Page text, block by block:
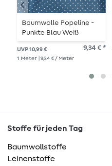
Baumwolle Popeline -
Punkte Blau Weiß
UVP 10,99 € 9,34 € *
1 Meter | 9,34 € / Meter
Stoffe für jeden Tag
Baumwollstoffe
Leinenstoffe